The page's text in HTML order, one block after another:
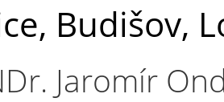
Budišov,
Jaromír